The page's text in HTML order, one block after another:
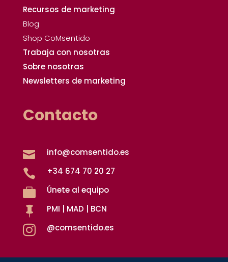
Recursos de marketing
Blog
Shop CoMsentido
Trabaja con nosotras
Sobre nosotras
Newsletters de marketing
Contacto
 info@comsentido.es
 +34 674 70 20 27
 Únete al equipo
 PMI | MAD | BCN
 @comsentido.es